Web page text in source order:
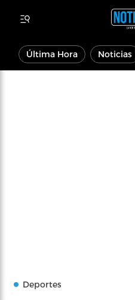
Última Hora Noticias
Deportes